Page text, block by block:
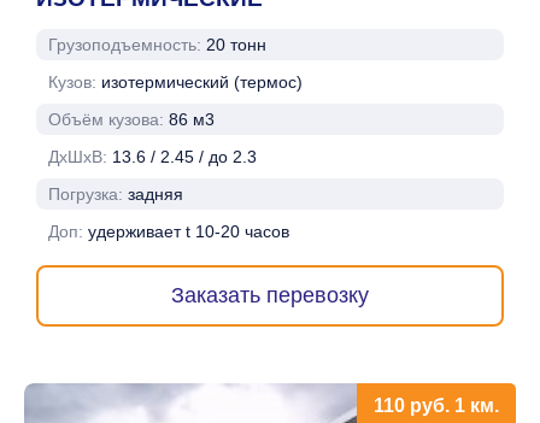
Грузоподъемность: 20 тонн
Кузов: изотермический (термос)
Объём кузова: 86 м3
ДхШхВ: 13.6 / 2.45 / до 2.3
Погрузка: задняя
Доп: удерживает t 10-20 часов
Заказать перевозку
110 руб. 1 км.